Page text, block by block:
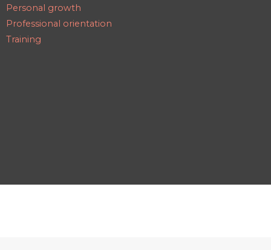
Personal growth
Professional orientation
Training